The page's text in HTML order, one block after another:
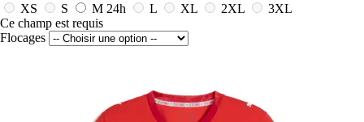
XS
S M 24h L XL 2XL
3XL
Ce champ est requis
Flocages